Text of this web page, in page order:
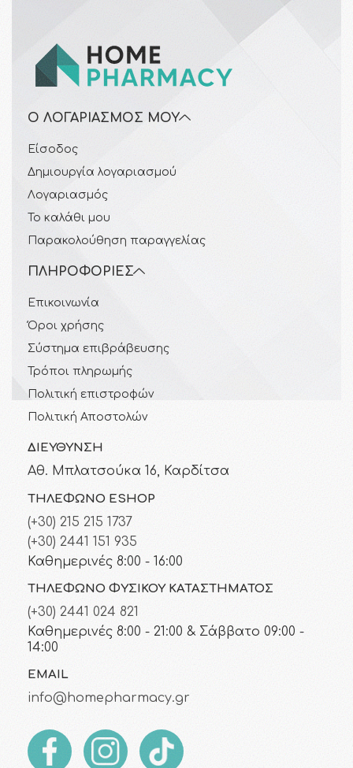
Ο ΛΟΓΑΡΙΑΣΜΌΣ ΜΟΥ
Είσοδος
Δημιουργία λογαριασμού
Λογαριασμός
Το καλάθι μου
Παρακολούθηση παραγγελίας
ΠΛΗΡΟΦΟΡΊΕΣ
Επικοινωνία
Όροι χρήσης
Σύστημα επιβράβευσης
Τρόποι πληρωμής
Πολιτική επιστροφών
Πολιτική Αποστολών
ΔΙΕΎΘΥΝΣΗ
Αθ. Μπλατσούκα 16, Καρδίτσα
ΤΗΛΈΦΩΝΟ ESHOP
(+30) 215 215 1737
(+30) 2441 151 935
Καθημερινές 8:00 - 16:00
ΤΗΛΈΦΩΝΟ ΦΥΣΙΚΟΎ ΚΑΤΑΣΤΉΜΑΤΟΣ
(+30) 2441 024 821
Καθημερινές 8:00 - 21:00 & Σάββατο 09:00 -
14:00
EMAIL
info@homepharmacy.gr